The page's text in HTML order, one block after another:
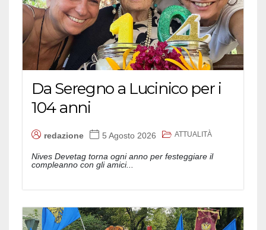
Da Seregno a Lucinico per i
104 anni
redazione 5 Agosto 2026 ATTUALITÀ
Nives Devetag torna ogni anno per festeggiare il
compleanno con gli amici...